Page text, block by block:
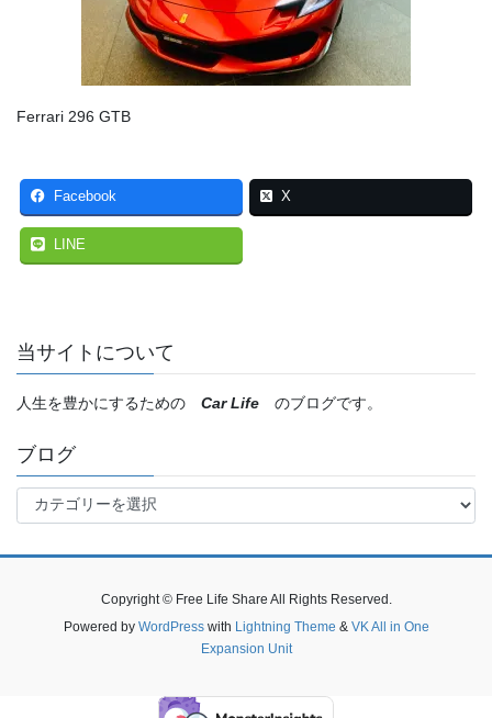
Ferrari 296 GTB
Facebook X
LINE
当サイトについて
人生を豊かにするための Car Life のブログです。
ブログ
ロ
Copyright © Free Life Share All Rights Reserved.
Powered by WordPresswith Lightning Theme & VK All in One
Expansion Unit